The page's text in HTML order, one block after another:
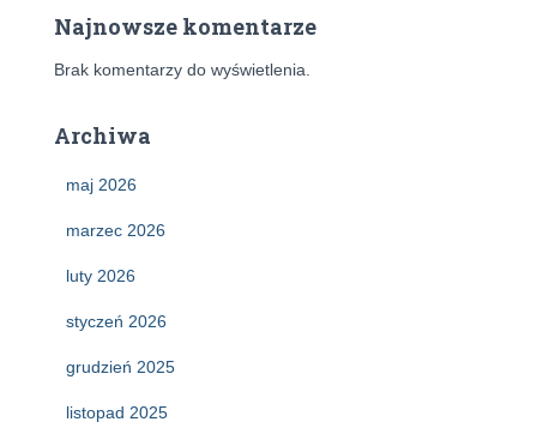
Najnowsze komentarze
Brak komentarzy do wyświetlenia.
Archiwa
maj 2026
marzec 2026
luty 2026
styczeń 2026
grudzień 2025
listopad 2025